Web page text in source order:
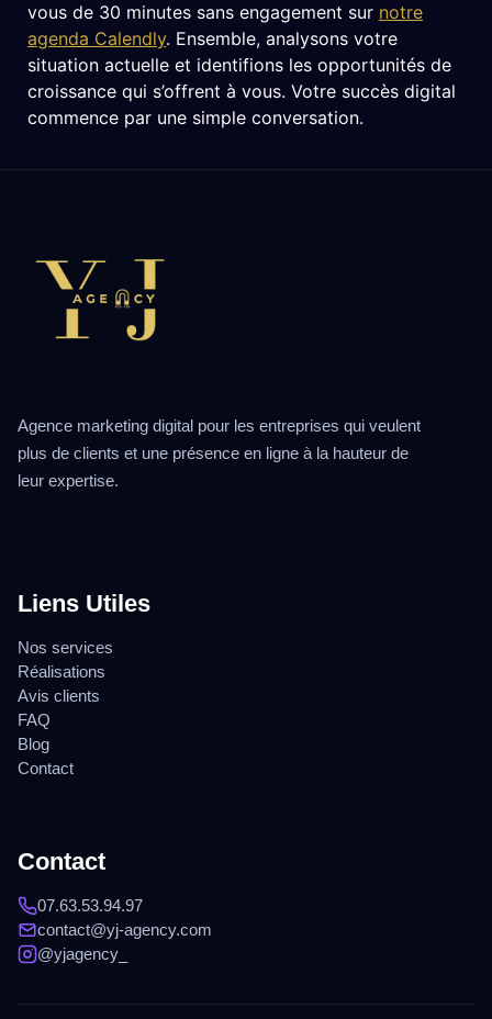
vous de 30 minutes sans engagement sur notre
agenda Calendly. Ensemble, analysons votre
situation actuelle et identifions les opportunités de
croissance qui s’offrent à vous. Votre succès digital
commence par une simple conversation.
Agence marketing digital pour les entreprises qui veulent
plus de clients et une présence en ligne à la hauteur de
leur expertise.
Liens Utiles
Nos services
Réalisations
Avis clients
FAQ
Blog
Contact
Contact
07.63.53.94.97
contact@yj-agency.com
@yjagency_